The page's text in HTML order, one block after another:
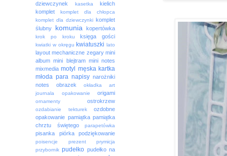
dziewczynek
kasetka
kielich
komplet
komplet dla chłopca
komplet dla dziewczynki komplet
ślubny
komunia kopertówka
krok po kroku księga gości
kwiatki w okręgu kwiatuszki lato
layout mechaniczne zegary mini
album mini blejtram mini notes
mixmedia motyl męska kartka
młoda para napisy narożniki
notes
obrazek
okładka art
journala
opakowanie origami
ornamenty ostrokrzew
ozdabianie tekturek
ozdobne
opakowanie pamiątka pamiątka
chrztu świętego
parapetówka
pisanka piórka podziękowanie
poisencje prezent
prymicja
przybornik pudełko pudełko na